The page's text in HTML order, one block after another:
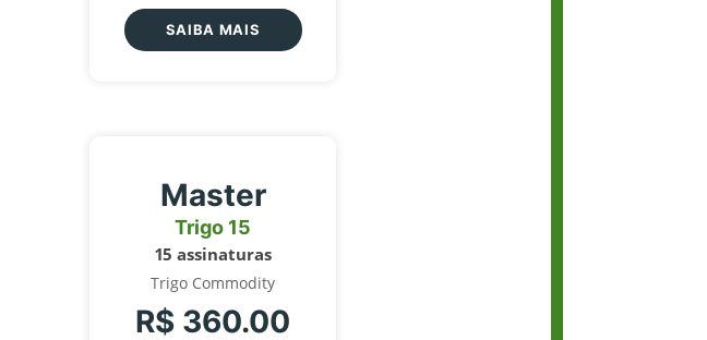
SAIBA MAIS
Master
Trigo 15
15 assinaturas
Trigo Commodity
R$ 360.00